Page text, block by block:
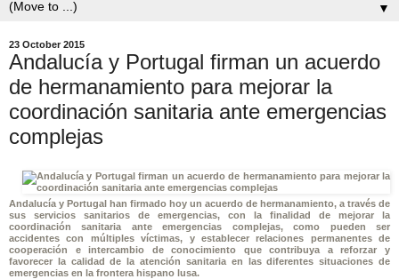
▼
23 October 2015
Andalucía y Portugal firman un acuerdo
de hermanamiento para mejorar la
coordinación sanitaria ante emergencias
complejas
Andalucía y Portugal han firmado hoy un acuerdo de hermanamiento, a través de
sus servicios sanitarios de emergencias, con la finalidad de mejorar la
coordinación sanitaria ante emergencias complejas, como pueden ser
accidentes con múltiples víctimas, y establecer relaciones permanentes de
cooperación e intercambio de conocimiento que contribuya a reforzar y
favorecer la calidad de la atención sanitaria en las diferentes situaciones de
emergencias en la frontera hispano lusa.